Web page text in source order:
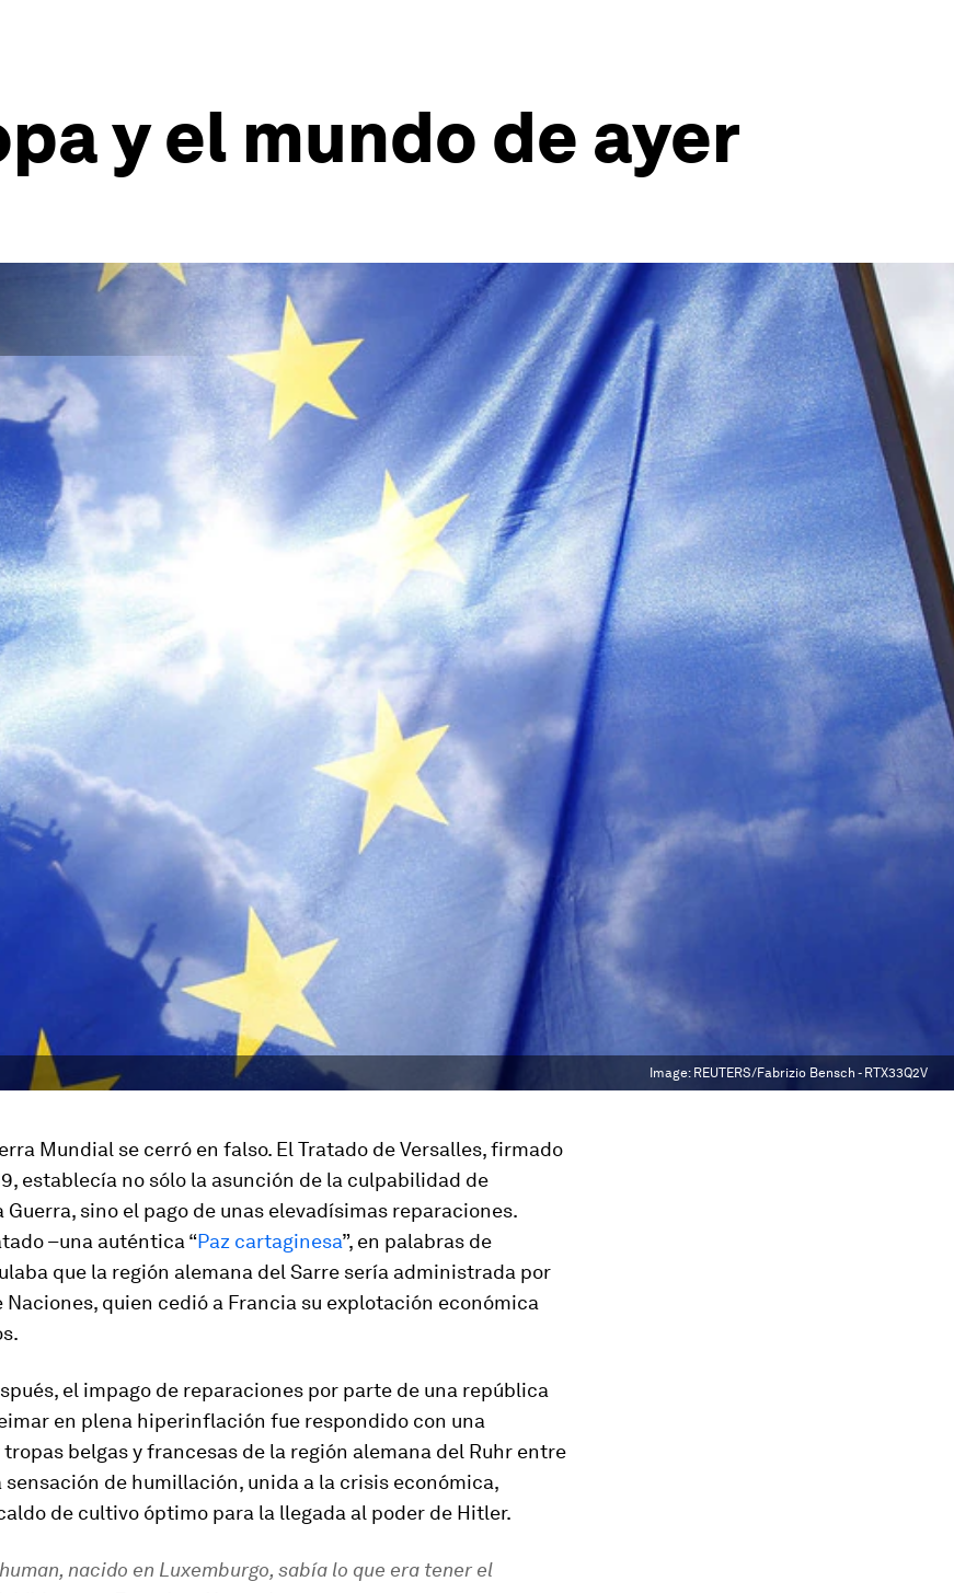
y el mundo de ayer
Image: REUTERS/Fabrizio Bensch - RTX33Q2V
Mundial se cerró en falso. El Tratado de Versalles, firmado
establecía no sólo la asunción de la culpabilidad de
Guerra, sino el pago de unas elevadísimas reparaciones.
–una auténtica “Paz cartaginesa”, en palabras de
que la región alemana del Sarre sería administrada por
Naciones, quien cedió a Francia su explotación económica
el impago de reparaciones por parte de una república
en plena hiperinflación fue respondido con una
belgas y francesas de la región alemana del Ruhr entre
sensación de humillación, unida a la crisis económica,
de cultivo óptimo para la llegada al poder de Hitler.
nacido en Luxemburgo, sabía lo que era tener el